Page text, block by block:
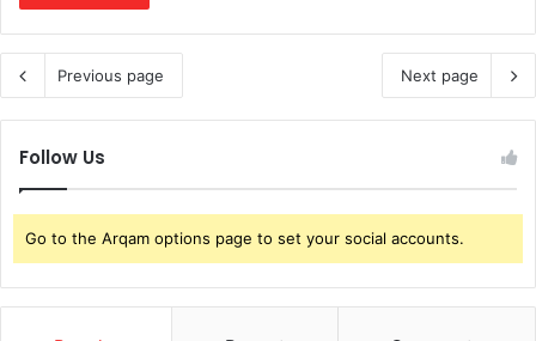
Previous page Next page
Follow Us
Go to the Arqam options page to set your social accounts.